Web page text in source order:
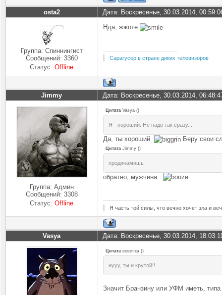
osta2 Дата: Воскресенье, 30.03.2014,
Группа: Спиннингист
Сообщений: 3360
Статус:Offline
Нда, жжоте
Сарагусер в стране диких телевизоров
Jimmy Дата: Воскресенье, 30.03.2014,
Группа: Админ
Сообщений: 3308
Статус:Offline
Цитата Vasya ()
Я - хороший. Не надо так сразу....
Да, ты хороший Беру свои
Цитата Jimmy ()
продинамишь
обратно, мужчина.
Я часть той силы, что вечно хочет зла и
Vasya Дата: Воскресенье, 30.03.2014,
Цитата вовочка ()
нууу, ты и крутой!!
Значит Бранзину или УФМ иметь,